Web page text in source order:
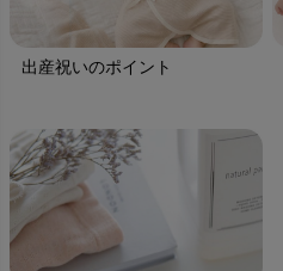
出産祝いのポイント